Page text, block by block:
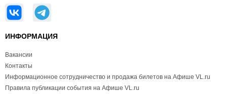
ИНФОРМАЦИЯ
Вакансии
Контакты
Информационное сотрудничество и продажа билетов на Афише VL.ru
Правила публикации события на Афише VL.ru